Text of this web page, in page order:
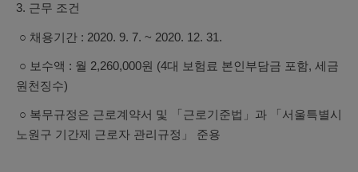
3. 근무 조건
○ 채용기간 : 2020. 9. 7. ~ 2020. 12. 31.
○ 보수액 : 월 2,260,000원 (4대 보험료 본인부담금 포함, 세금
원천징수)
○ 복무규정은 근로계약서 및 「근로기준법」과 「서울특별시
노원구 기간제 근로자 관리규정」 준용